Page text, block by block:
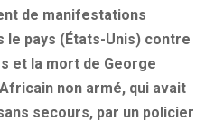
de manifestations
pays (États-Unis) contre
et la mort de George
non armé, qui avait
secours, par un policier